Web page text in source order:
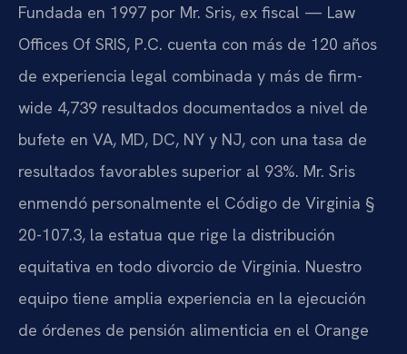
Fundada en 1997 por Mr. Sris, ex fiscal — Law
Offices Of SRIS, P.C. cuenta con más de 120 años
de experiencia legal combinada y más de firm-
wide 4,739 resultados documentados a nivel de
bufete en VA, MD, DC, NY y NJ, con una tasa de
resultados favorables superior al 93%. Mr. Sris
enmendó personalmente el Código de Virginia §
20-107.3, la estatua que rige la distribución
equitativa en todo divorcio de Virginia. Nuestro
equipo tiene amplia experiencia en la ejecución
de órdenes de pensión alimenticia en el Orange